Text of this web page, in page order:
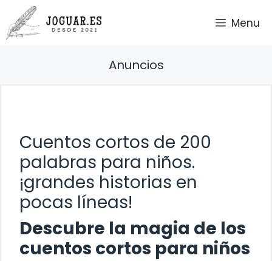
Saltar
al
contenido
Menu
Anuncios
Cuentos cortos de 200
palabras para niños.
¡grandes historias en
pocas líneas!
Descubre la magia de los
cuentos cortos para niños